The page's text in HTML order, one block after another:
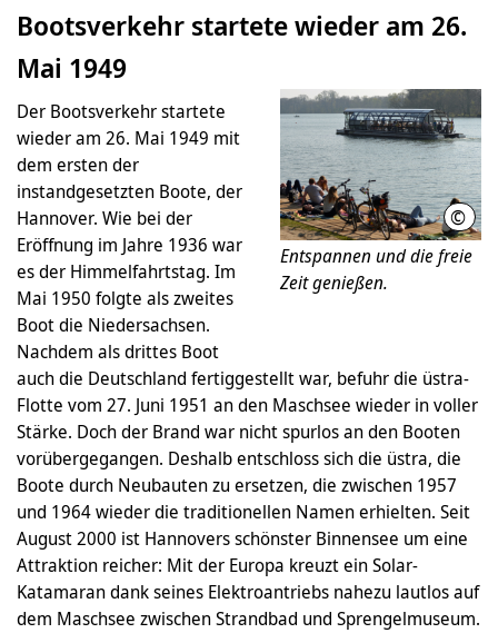
Bootsverkehr startete wieder am 26.
Mai 1949
©
Entspannen und die freie
Zeit genießen.
Der Bootsverkehr startete
wieder am 26. Mai 1949 mit
dem ersten der
instandgesetzten Boote, der
Hannover. Wie bei der
Eröffnung im Jahre 1936 war
es der Himmelfahrtstag. Im
Mai 1950 folgte als zweites
Boot die Niedersachsen.
Nachdem als drittes Boot
auch die Deutschland fertiggestellt war, befuhr die üstra-
Flotte vom 27. Juni 1951 an den Maschsee wieder in voller
Stärke. Doch der Brand war nicht spurlos an den Booten
vorübergegangen. Deshalb entschloss sich die üstra, die
Boote durch Neubauten zu ersetzen, die zwischen 1957
und 1964 wieder die traditionellen Namen erhielten. Seit
August 2000 ist Hannovers schönster Binnensee um eine
Attraktion reicher: Mit der Europa kreuzt ein Solar-
Katamaran dank seines Elektroantriebs nahezu lautlos auf
dem Maschsee zwischen Strandbad und Sprengelmuseum.